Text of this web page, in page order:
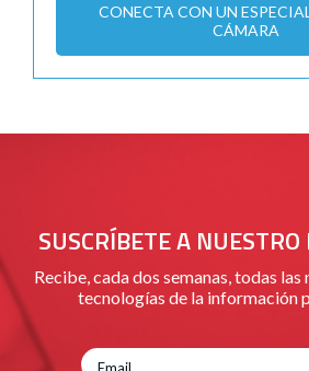
CONECTA CON UN
CÁMARA
SUSCRÍBETE A
Recibe, cada dos semanas, todas
tecnologías de la información